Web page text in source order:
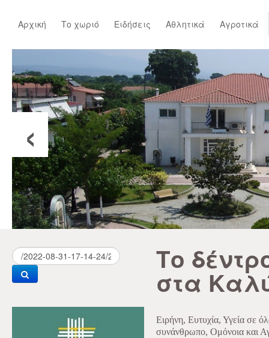
Αρχική Το χωριό Ειδήσεις Αθλητικά Αγροτικά
‹
Το
στα
Ειρήνη, Ευτυχία, Υγεία σε
συνάνθρωπο, Ομόνοια και